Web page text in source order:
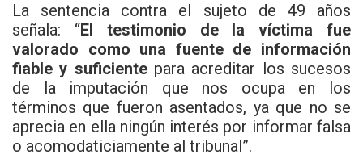
La sentencia contra el sujeto de 49 años
señala: “El testimonio de la víctima fue
valorado como una fuente de información
fiable y suficientepara acreditar los sucesos
de la imputación que nos ocupa en los
términos que fueron asentados, ya que no se
aprecia en ella ningún interés por informar falsa
o acomodaticiamente al tribunal”.